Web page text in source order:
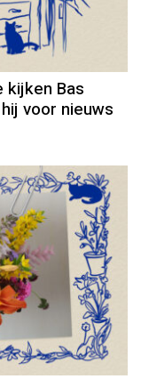
kijken Bas
voor nieuws